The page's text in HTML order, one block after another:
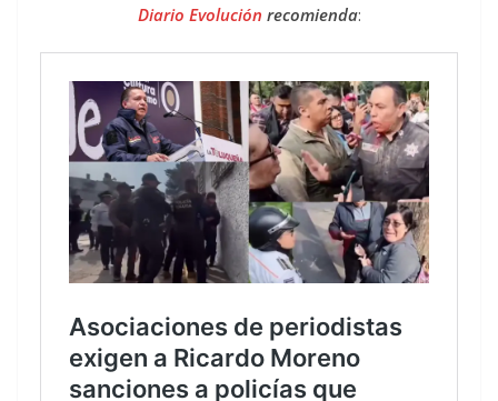
Diario Evolución recomienda: